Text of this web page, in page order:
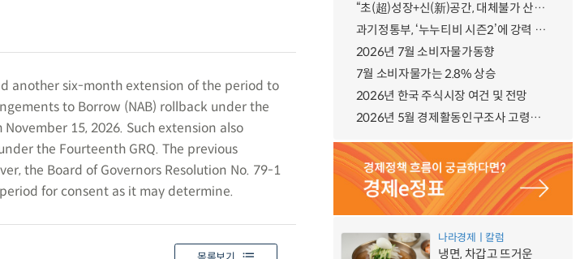
another six-month extension of the period to
to Borrow (NAB) rollback under the
15, 2026. Such extension also
the Fourteenth GRQ. The previous
the Board of Governors Resolution No. 79-1
for consent as it may determine.
“초(超)성장+신(新)공간, 대체불가 산업강국”
과기정통부, ‘누누티비 시즌2’에 강력 대응 의지 밝혀
2026년 7월 소비자물가동향
7월 소비자물가는 2.8% 상승
2026년 한국 주식시장 여건 및 전망
2026년 5월 경제활동인구조사 고령층 부가조사 결과
나라경제ㅣ칼럼
냉면, 차갑고 뜨거운